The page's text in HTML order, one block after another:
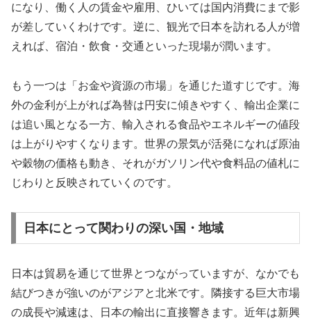
になり、働く人の賃金や雇用、ひいては国内消費にまで影
が差していくわけです。逆に、観光で日本を訪れる人が増
えれば、宿泊・飲食・交通といった現場が潤います。
もう一つは「お金や資源の市場」を通じた道すじです。海
外の金利が上がれば為替は円安に傾きやすく、輸出企業に
は追い風となる一方、輸入される食品やエネルギーの値段
は上がりやすくなります。世界の景気が活発になれば原油
や穀物の価格も動き、それがガソリン代や食料品の値札に
じわりと反映されていくのです。
日本にとって関わりの深い国・地域
日本は貿易を通じて世界とつながっていますが、なかでも
結びつきが強いのがアジアと北米です。隣接する巨大市場
の成長や減速は、日本の輸出に直接響きます。近年は新興